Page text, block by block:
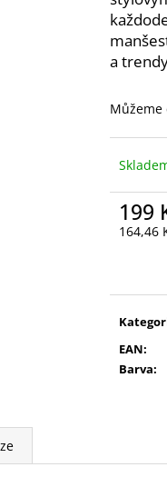
a
199
164,46
EAN:
Barva:
LEPIDLO, Č.3